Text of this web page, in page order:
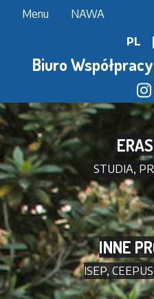
Menu NAWA
Biuro
PL
STUDIA,
INNE
ISEP,